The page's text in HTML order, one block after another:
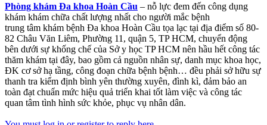
Phòng khám Đa khoa Hoàn Cầu – nỗ lực đem đến công dụng
khám khám chữa chất lượng nhất cho người mắc bệnh
trung tâm khám bệnh Đa khoa Hoàn Cầu tọa lạc tại địa điểm số 80-
82 Châu Văn Liêm, Phường 11, quận 5, TP HCM, chuyển động
bên dưới sự khống chế của Sở y học TP HCM nên hầu hết công tác
thăm khám tại đây, bao gồm cả nguồn nhân sự, danh mục khoa học,
ĐK cơ sở hạ tầng, công đoạn chữa bệnh bệnh… đều phải sở hữu sự
thanh tra kiểm định bình yên thường xuyên, đình kì, đảm bảo an
toàn đạt chuẩn mức hiệu quả triển khai tốt làm việc và công tác
quan tâm tình hình sức khỏe, phục vụ nhân dân.